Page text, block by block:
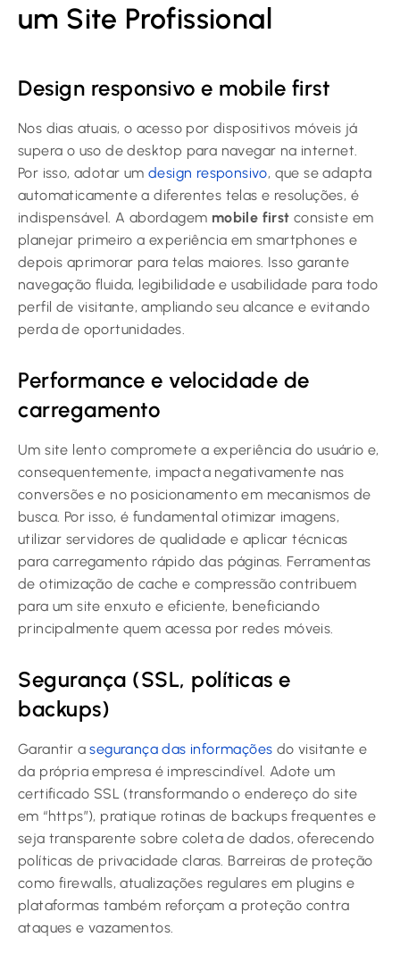
um Site Profissional
Design responsivo e mobile first
Nos dias atuais, o acesso por dispositivos móveis já
supera o uso de desktop para navegar na internet.
Por isso, adotar um design responsivo, que se adapta
automaticamente a diferentes telas e resoluções, é
indispensável. A abordagem mobile first consiste em
planejar primeiro a experiência em smartphones e
depois aprimorar para telas maiores. Isso garante
navegação fluida, legibilidade e usabilidade para todo
perfil de visitante, ampliando seu alcance e evitando
perda de oportunidades.
Performance e velocidade de
carregamento
Um site lento compromete a experiência do usuário e,
consequentemente, impacta negativamente nas
conversões e no posicionamento em mecanismos de
busca. Por isso, é fundamental otimizar imagens,
utilizar servidores de qualidade e aplicar técnicas
para carregamento rápido das páginas. Ferramentas
de otimização de cache e compressão contribuem
para um site enxuto e eficiente, beneficiando
principalmente quem acessa por redes móveis.
Segurança (SSL, políticas e
backups)
Garantir asegurança das informações do visitante e
da própria empresa é imprescindível. Adote um
certificado SSL (transformando o endereço do site
em “https”), pratique rotinas de backups frequentes e
seja transparente sobre coleta de dados, oferecendo
políticas de privacidade claras. Barreiras de proteção
como firewalls, atualizações regulares em plugins e
plataformas também reforçam a proteção contra
ataques e vazamentos.